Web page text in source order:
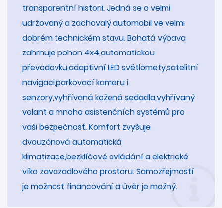
transparentní historii. Jedná se o velmi
udržovaný a zachovalý automobil ve velmi
dobrém technickém stavu. Bohatá výbava
zahrnuje pohon 4x4,automatickou
převodovku,adaptivní LED světlomety,satelitní
navigaci,parkovací kameru i
senzory,vyhřívaná kožená sedadla,vyhřívaný
volant a mnoho asistenčních systémů pro
vaši bezpečnost. Komfort zvyšuje
dvouzónová automatická
klimatizace,bezklíčové ovládání a elektrické
víko zavazadlového prostoru. Samozřejmostí
je možnost financování a úvěr je možný.